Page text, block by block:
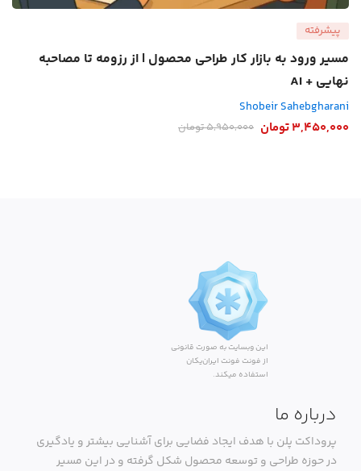
پیشرفته
مسیر ورود به بازار کار طراحی محصول | از رزومه تا مصاحبه
نهایی + AI
Shobeir Sahebgharani
3,450,000تومان 5,950,000تومان
درباره ما
پروداکت پلن با هدف ایجاد فضایی برای آشنایی بیشتر و یادگیری
در حوزه طراحی و توسعه محصول شکل گرفته و در این مسیر
این وبسایت به صورت قانونی
از فونت فونت ایران‌یکان
استفاده میکند.